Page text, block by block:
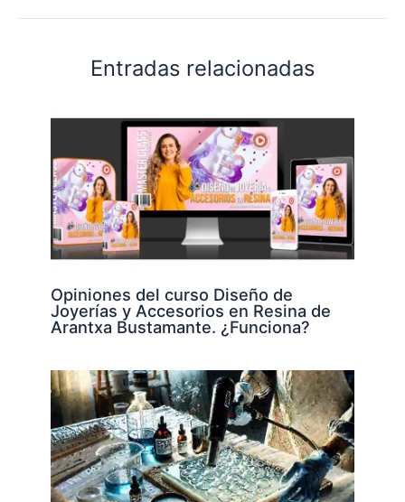
Entradas relacionadas
Opiniones del curso Diseño de
Joyerías y Accesorios en Resina de
Arantxa Bustamante. ¿Funciona?